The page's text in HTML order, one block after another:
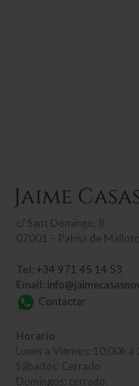
c/ Sant Domingo, 8
07001 – Palma de
Tel: +34 971 45 14 53
Email:
Contactar
Horario
Lunes a Viernes: 10:00h a
Sábados: Cerrado
Domingos: cerrado.